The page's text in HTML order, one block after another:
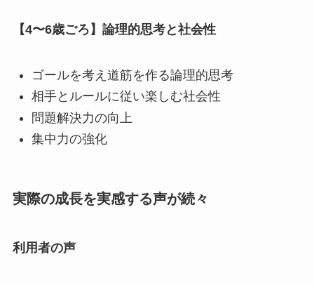
【4〜6歳ごろ】論理的思考と社会性
ゴールを考え道筋を作る論理的思考
相手とルールに従い楽しむ社会性
問題解決力の向上
集中力の強化
実際の成長を実感する声が続々
利用者の声